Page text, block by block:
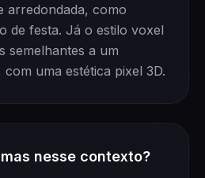
arredondada, como
de festa. Já o estilo voxel
semelhantes a um
uma estética pixel 3D.
nesse contexto?